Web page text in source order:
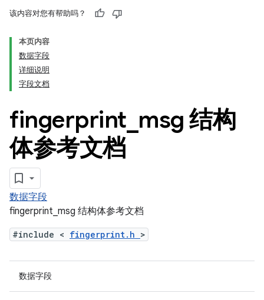
该内容对您有帮助吗？
本页内容
数据字段
详细说明
字段文档
fingerprint msg 结构
体参考文档
数据字段
fingerprint_msg 结构体参考文档
#include < fingerprint.h >
数据字段